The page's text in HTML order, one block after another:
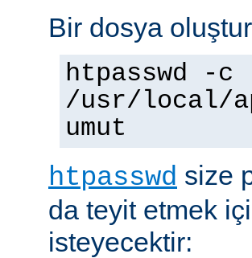
Bir dosya
htpasswd -c
/usr/local/
umut
htpasswd size
da teyit etmek
isteyecektir: